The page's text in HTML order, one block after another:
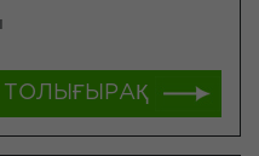
ТОЛЫҒЫРАҚ